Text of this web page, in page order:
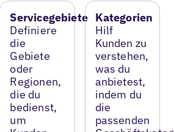
Servicegebiete
Definiere
die
Gebiete
oder
Regionen,
die du
bedienst,
um
Kategorien
Hilf
Kunden zu
verstehen,
was du
anbietest,
indem du
die
passenden